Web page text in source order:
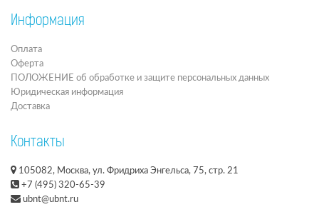
Информация
Оплата
Оферта
ПОЛОЖЕНИЕ об обработке и защите персональных данных
Юридическая информация
Доставка
Контакты
105082, Москва, ул. Фридриха Энгельса, 75, стр. 21
+7 (495) 320-65-39
ubnt@ubnt.ru